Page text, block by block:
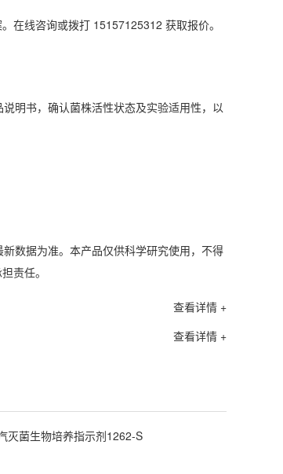
在线咨询或拨打 15157125312 获取报价。
明书，确认菌株活性状态及实验适用性，以
数据为准。本产品仅供科学研究使用，不得
责任。
查看详情 +
查看详情 +
灭菌生物培养指示剂1262-S